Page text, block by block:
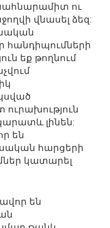
ու
վնասել ձեզ:
հանդիպումների
եք թողնում
ուրախություն
լինեն:
են
հարցերի
կատարել
են